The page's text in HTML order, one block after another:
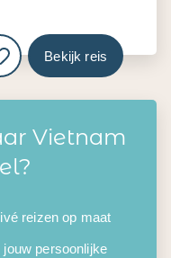
Bekijk reis
Vietnam
reizen op maat
persoonlijke